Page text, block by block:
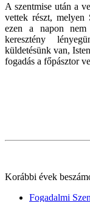
A szentmise után a
vettek részt,
ezen a napon nem
keresztény
küldetésünk van,
fogadás a főpásztor
Korábbi évek
Fogadalmi